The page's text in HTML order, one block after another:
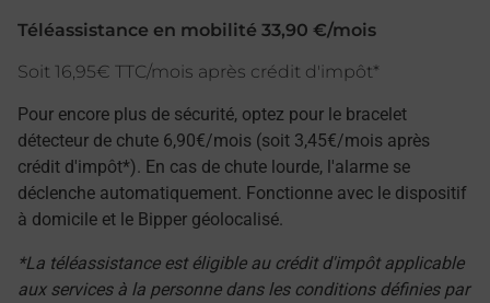
Téléassistance en mobilité 33,90 €/mois
Soit 16,95€ TTC/mois après crédit d'impôt*
Pour encore plus de sécurité, optez pour le bracelet
détecteur de chute 6,90€/mois (soit 3,45€/mois après
crédit d'impôt*). En cas de chute lourde, l'alarme se
déclenche automatiquement. Fonctionne avec le dispositif
à domicile et le Bipper géolocalisé.
*La téléassistance est éligible au crédit d'impôt applicable
aux services à la personne dans les conditions définies par